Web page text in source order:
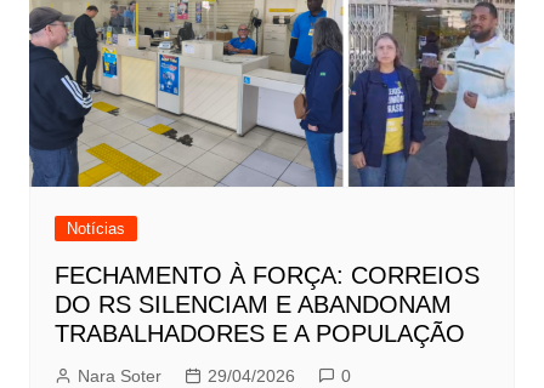
Notícias
FECHAMENTO À FORÇA: CORREIOS
DO RS SILENCIAM E ABANDONAM
TRABALHADORES E A POPULAÇÃO
Nara Soter 29/04/2026 0